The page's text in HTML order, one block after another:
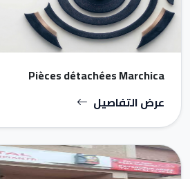
Pièces détachées Marchica
عرض التفاصيل